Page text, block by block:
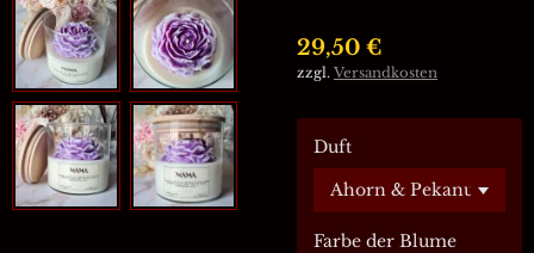
29,50 €
zzgl. Versandkosten
Duft
Farbe der Blume